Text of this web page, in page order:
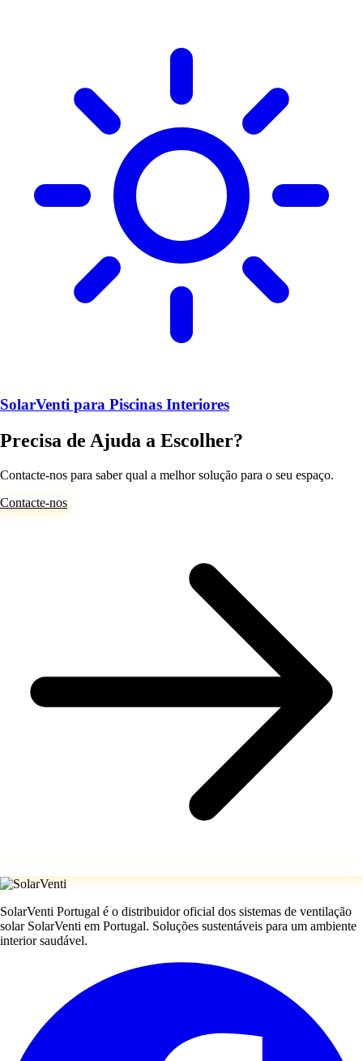
SolarVenti para Piscinas Interiores
Precisa de Ajuda a Escolher?
Contacte-nos para saber qual a melhor solução para o seu espaço.
Contacte-nos
SolarVenti Portugal é o distribuidor oficial dos sistemas de ventilação
solar SolarVenti em Portugal. Soluções sustentáveis para um ambiente
interior saudável.